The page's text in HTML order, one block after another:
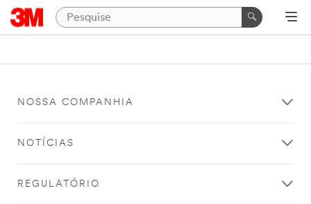
NOSSA COMPANHIA
NOTÍCIAS
REGULATÓRIO